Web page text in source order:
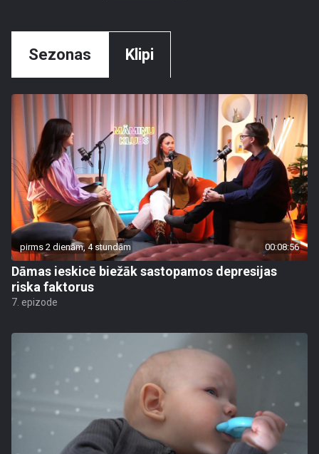
Sezonas Klipi
pirms 2 dienām, 4 stundām 00:08:56
Dāmas ieskicē biežāk sastopamos depresijas
riska faktorus
7. epizode